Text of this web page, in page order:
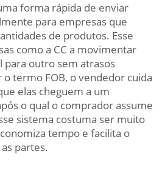
forma rápida de enviar
para empresas que
de produtos. Esse
como a CC a movimentar
para outro sem atrasos
o termo FOB, o vendedor cuida
elas cheguem a um
o qual o comprador assume
sistema costuma ser muito
tempo e facilita o
partes.